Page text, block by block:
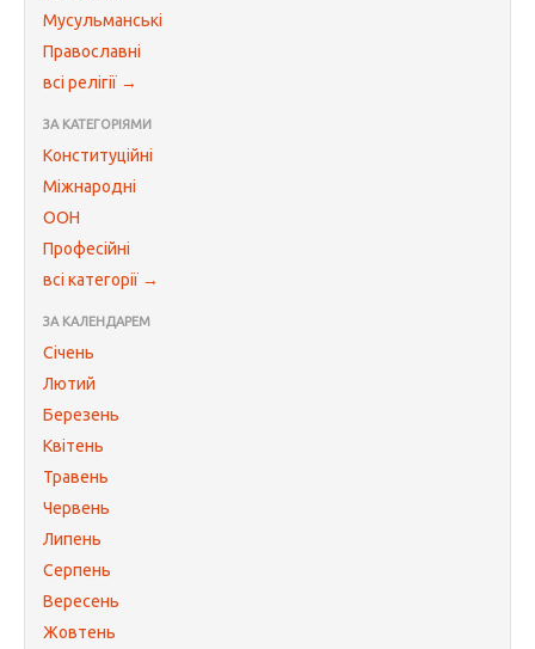
Мусульманські
Православні
всі релігії →
ЗА КАТЕГОРІЯМИ
Конституційні
Міжнародні
ООН
Професійні
всі категорії →
ЗА КАЛЕНДАРЕМ
Січень
Лютий
Березень
Квітень
Травень
Червень
Липень
Серпень
Вересень
Жовтень